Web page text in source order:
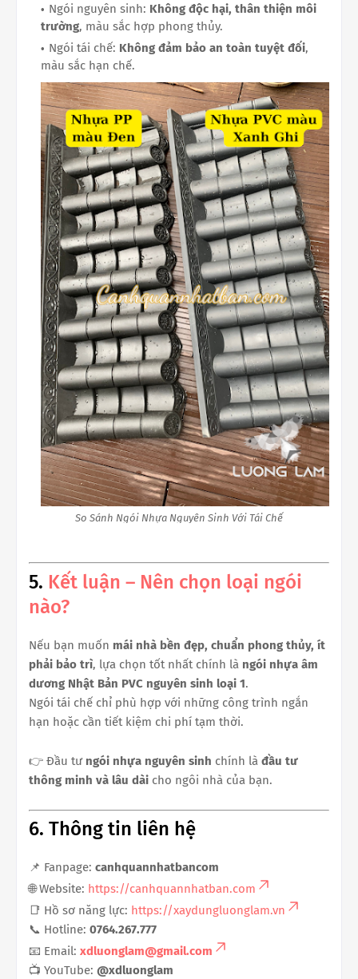
Ngói nguyên sinh: Không độc hại, thân thiện môi
trường, màu sắc hợp phong thủy.
Ngói tái chế: Không đảm bảo an toàn tuyệt đối,
màu sắc hạn chế.
So Sánh Ngói Nhựa Nguyên Sinh Với Tái Chế
5. Kết luận – Nên chọn loại ngói
nào?
Nếu bạn muốn mái nhà bền đẹp, chuẩn phong thủy, ít
phải bảo trì, lựa chọn tốt nhất chính là ngói nhựa âm
dương Nhật Bản PVC nguyên sinh loại 1.
Ngói tái chế chỉ phù hợp với những công trình ngắn
hạn hoặc cần tiết kiệm chi phí tạm thời.
👉 Đầu tư ngói nhựa nguyên sinh chính là đầu tư
thông minh và lâu dài cho ngôi nhà của bạn.
6. Thông tin liên hệ
📌 Fanpage: canhquannhatbancom
🌐 Website: https://canhquannhatban.com
📑 Hồ sơ năng lực: https://xaydungluonglam.vn
📞 Hotline: 0764.267.777
📧 Email: xdluonglam@gmail.com
📺 YouTube: @xdluonglam